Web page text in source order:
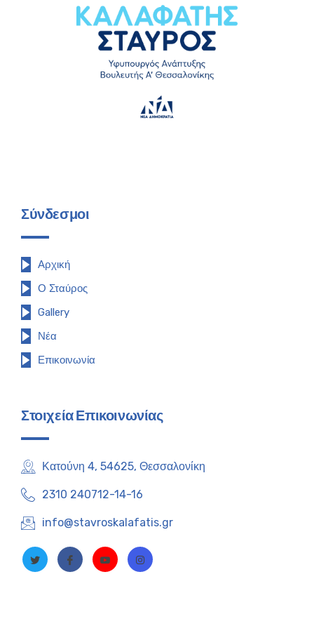
Σύνδεσμοι
Αρχική
Ο Σταύρος
Gallery
Νέα
Επικοινωνία
Στοιχεία Επικοινωνίας
Κατούνη 4, 54625, Θεσσαλονίκη
2310 240712-14-16
info@stavroskalafatis.gr